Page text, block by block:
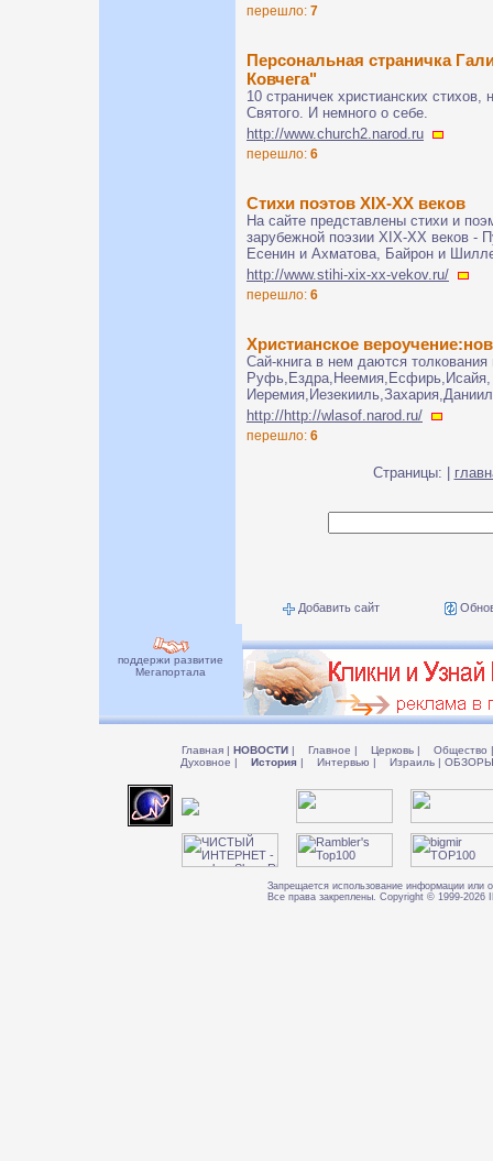
перешло: 7
Персональная страничка
Ковчега"
10 страничек христианских
Святого. И немного о себе.
http://www.church2.narod.ru
перешло: 6
Стихи поэтов XIX-XX веков
На сайте представлены стихи и
зарубежной поэзии XIX-XX веков -
Есенин и Ахматова, Байрон и
http://www.stihi-xix-xx-vekov.ru/
перешло: 6
Христианское
Сай-книга в нем даются толкования
Руфь,Ездра,Неемия,Есфирь,Исайя,
http://http://wlasof.narod.ru/
перешло: 6
Страницы: |
Добавить сайт
поддержи развитие
Мегапортала
Главная | НОВОСТИ | Главное | Церковь | Общество |
Духовное | История | Интервью | Израиль |
Запрещается использование информации или
Все права закреплены. Copyright © 1999-